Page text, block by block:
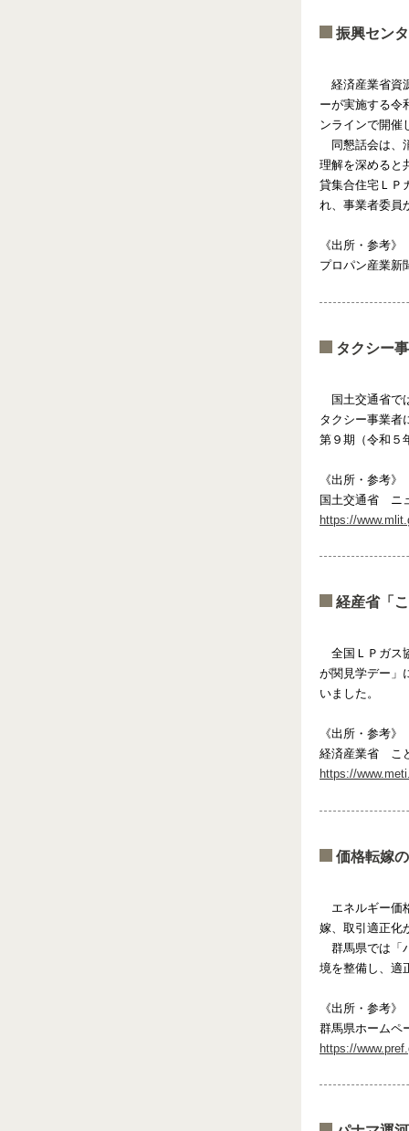
振興セン
経済産業省資
ーが実施する令
ンラインで開催
同懇話会は、
理解を深めると
貸集合住宅ＬＰ
れ、事業者委員
《出所・参考》
プロパン産業
タクシー
国土交通省で
タクシー事業者
第９期（令和５
《出所・参考》
国土交通省 ニ
https://
経産省「
全国ＬＰガス
が関見学デー」
いました。
《出所・参考》
経済産業省 こ
https://
価格転嫁
エネルギー価
嫁、取引適正化
群馬県では「
境を整備し、適
《出所・参考》
群馬県ホームペ
https://